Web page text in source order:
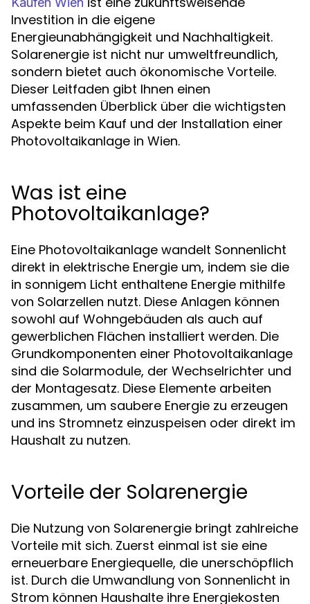
Investition in die eigene
Energieunabhängigkeit und Nachhaltigkeit.
Solarenergie ist nicht nur umweltfreundlich,
sondern bietet auch ökonomische Vorteile.
Dieser Leitfaden gibt Ihnen einen
umfassenden Überblick über die wichtigsten
Aspekte beim Kauf und der Installation einer
Photovoltaikanlage in Wien.
Was ist eine
Photovoltaikanlage?
Eine Photovoltaikanlage wandelt Sonnenlicht
direkt in elektrische Energie um, indem sie die
in sonnigem Licht enthaltene Energie mithilfe
von Solarzellen nutzt. Diese Anlagen können
sowohl auf Wohngebäuden als auch auf
gewerblichen Flächen installiert werden. Die
Grundkomponenten einer Photovoltaikanlage
sind die Solarmodule, der Wechselrichter und
der Montagesatz. Diese Elemente arbeiten
zusammen, um saubere Energie zu erzeugen
und ins Stromnetz einzuspeisen oder direkt im
Haushalt zu nutzen.
Vorteile der Solarenergie
Die Nutzung von Solarenergie bringt zahlreiche
Vorteile mit sich. Zuerst einmal ist sie eine
erneuerbare Energiequelle, die unerschöpflich
ist. Durch die Umwandlung von Sonnenlicht in
Strom können Haushalte ihre Energiekosten